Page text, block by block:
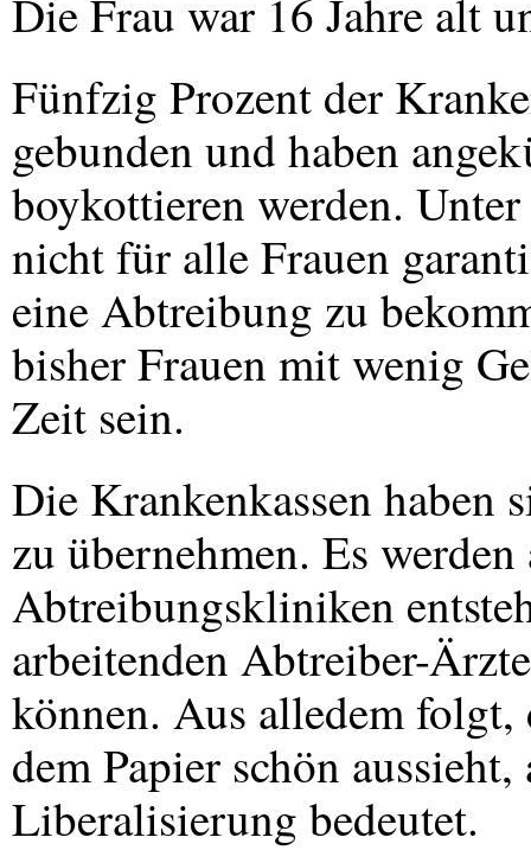
Die Frau war 16 Jahre alt
Fünfzig Prozent der
gebunden und haben
boykottieren werden.
nicht für alle Frauen
eine Abtreibung zu
bisher Frauen mit wenig
Zeit sein.
Die Krankenkassen haben
zu übernehmen. Es
Abtreibungskliniken
arbeitenden Abtreiber-
können. Aus alledem
dem Papier schön
Liberalisierung bedeutet.